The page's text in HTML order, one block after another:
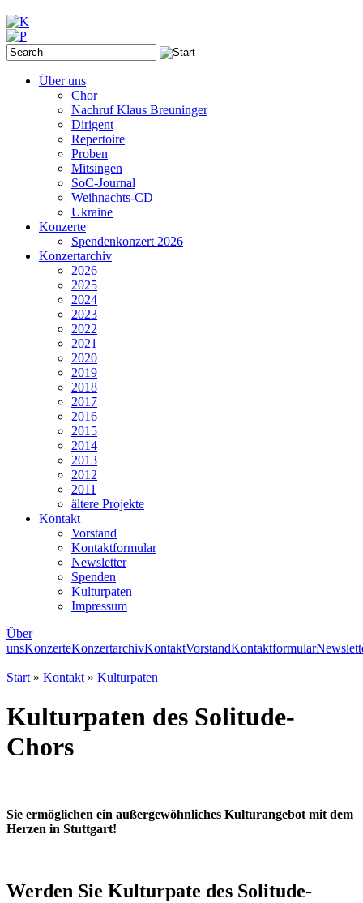
Über uns
Chor
Nachruf Klaus Breuninger
Dirigent
Repertoire
Proben
Mitsingen
SoC-Journal
Weihnachts-CD
Ukraine
Konzerte
Spendenkonzert 2026
Konzertarchiv
2026
2025
2024
2023
2022
2021
2020
2019
2018
2017
2016
2015
2014
2013
2012
2011
ältere Projekte
Kontakt
Vorstand
Kontaktformular
Newsletter
Spenden
Kulturpaten
Impressum
Über
unsKonzerteKonzertarchivKontaktVorstandKontaktformular
Start » Kontakt » Kulturpaten
Kulturpaten des Solitude-
Chors
Sie ermöglichen ein außergewöhnliches Kulturangebot mit dem
Herzen in Stuttgart!
Werden Sie Kulturpate des Solitude-